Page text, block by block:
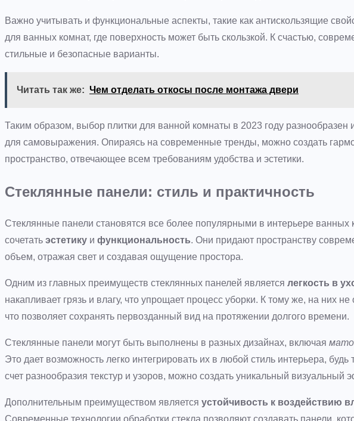
Важно учитывать и функциональные аспекты, такие как антискользящие
для ванных комнат, где поверхность может быть скользкой. К счастью,
стильные и безопасные варианты.
Читать так же: Чем отделать откосы после монтажа двери
Таким образом, выбор плитки для ванной комнаты в 2023 году разнообразен
для самовыражения. Опираясь на современные тренды, можно создать
пространство, отвечающее всем требованиям удобства и эстетики.
Стеклянные панели: стиль и практичность
Стеклянные панели становятся все более популярными в интерьере ванных
сочетать эстетику и функциональность. Они придают пространству
объем, отражая свет и создавая ощущение простора.
Одним из главных преимуществ стеклянных панелей является легкость в
накапливает грязь и влагу, что упрощает процесс уборки. К тому же, на них
что позволяет сохранять первозданный вид на протяжении долгого времени.
Стеклянные панели могут быть выполнены в разных дизайнах, включая
Это дает возможность легко интегрировать их в любой стиль интерьера,
счет разнообразия текстур и узоров, можно создать уникальный визуальный
Дополнительным преимуществом является устойчивость к воздействию